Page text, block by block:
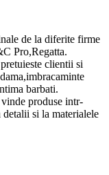
de la diferite firme
Pro,Regatta.
clientii si
barbati.
produse intr-
si la materialele